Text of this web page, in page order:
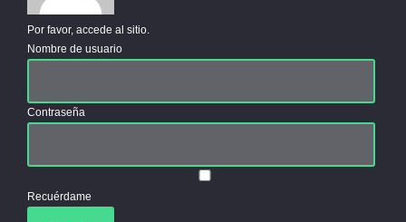
Por favor, accede al sitio.
Nombre de usuario
Contraseña
Recuérdame